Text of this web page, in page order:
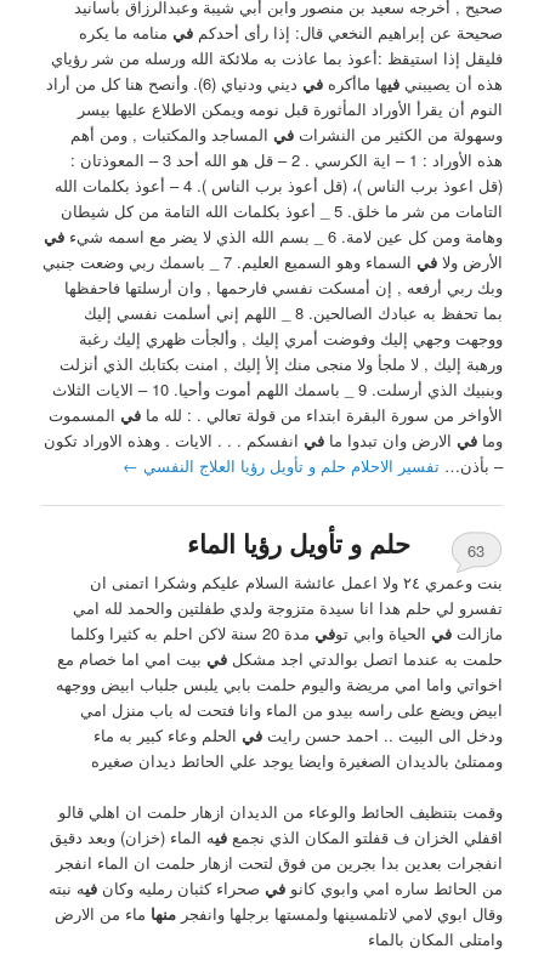
صحيح , أخرجه سعيد بن منصور وابن أبي شيبة وعبدالرزاق بأسانيد
صحيحة عن إبراهيم النخعي قال: ‏إذا رأى أحدكمفي منامه ما يكره
فليقل إذا استيقظ :أعوذ بما عاذت به ملائكة الله ورسله من شر رؤياي
هذه أن يصيبنيفيها ماأكرهفي
ديني ودنياي (6). ‏وأنصح هنا كل من أراد
النوم أن يقرأ الأوراد المأثورة قبل نومه ويمكن الاطلاع عليها بيسر
وسهولة من الكثير من النشراتفي المساجد والمكتبات , ومن أهم
هذه الأوراد : 1 – اية الكرسي . 2 – قل هو الله أحد 3 – المعوذتان :
(قل اعوذ برب الناس )، (قل أعوذ برب الناس ). 4 – أعوذ بكلمات الله
التامات من شر ما خلق. 5 ‏_ أعوذ بكلمات الله التامة من كل شيطان
وهامة ومن كل عين لامة. 6 ‏_ بسم الله الذي لا يضر مع اسمه شيء
في
الأرض ولافي
السماء وهو السميع العليم. 7 ‏_ باسمك ربي وضعت جنبي
وبك ربي أرفعه , إن أمسكت نفسي فارحمها , وان أرسلتها فاحفظها
بما تحفظ به عبادك الصالحين. 8 ‏_ اللهم إني أسلمت نفسي إليك
ووجهت وجهي إليك وفوضت أمري إليك , وألجأت ظهري إليك رغبة
ورهبة إليك , لا ملجأ ولا منجى منك إلأ إليك , امنت بكتابك الذي أنزلت
وبنبيك الذي أرسلت. 9 ‏_ باسمك اللهم أموت وأحيا. ‏10 – الايات الثلاث
الأواخر من سورة البقرة ابتداء من قولة تعالي . : لله مافي المسموت
ومافي الارض وان تبدوا مافي انفسكم . . . الايات . ‏وهذه الاوراد تكون
– بأذن…تفسير الاحلام حلم و تأويل رؤيا العلاج النفسي ←
حلم و تأويل رؤيا الماء
63
بنت وعمري ٢٤ ولا اعمل عائشة السلام عليكم وشكرا اتمنى ان
تفسرو لي حلم هدا انا سيدة متزوجة ولدي طفلتين والحمد لله امي
مازالتفي الحياة وابي توفي
مدة 20 سنة لاكن احلم به كثيرا وكلما
حلمت به عندما اتصل بوالدتي اجد مشكلفي بيت امي اما خصام مع
اخواتي واما امي مريضة واليوم حلمت بابي يلبس جلباب ابيض ووجهه
ابيض ويضع على راسه بيدو من الماء وانا فتحت له باب منزل امي
ودخل الى البيت .. احمد حسن رايتفي الحلم وعاء كبير به ماء
وممتلئ بالديدان الصغيرة وايضا يوجد علي الحائط ديدان صغيره
وقمت بتنظيف الحائط والوعاء من الديدان ازهار حلمت ان اهلي قالو
اقفلي الخزان ف قفلتو المكان الذي نجمعفيه الماء (خزان) وبعد دقيق
انفجرات بعدين بدا بجرين من فوق لتحت ازهار حلمت ان الماء انفجر
من الحائط ساره امي وابوي كانوفي صحراء كثبان رمليه وكانفيه نبته
وقال ابوي لامي لاتلمسينها ولمستها برجلها وانفجرمنها ماء من الارض
وامتلى المكان بالماء